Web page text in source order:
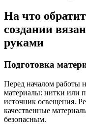
На что
создании
руками
Подготовка
Перед началом работы
материалы: нитки или
источник освещения.
качественные
безопасным.